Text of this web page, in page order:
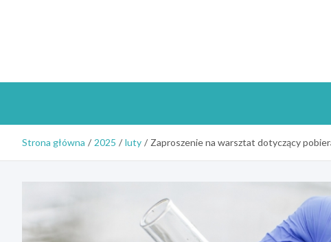
Strona główna 2025 luty Zaproszenie na warsztat dotyczący